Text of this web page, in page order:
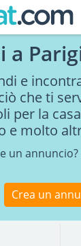
a
e
che ti
per la
e molto
un annuncio?
Crea un